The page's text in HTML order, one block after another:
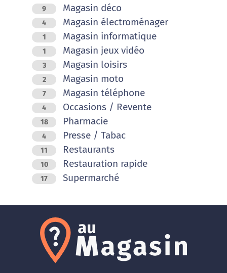
9 Magasin déco
4 Magasin électroménager
1 Magasin informatique
1 Magasin jeux vidéo
3 Magasin loisirs
2 Magasin moto
7 Magasin téléphone
4 Occasions / Revente
18 Pharmacie
4 Presse / Tabac
11 Restaurants
10 Restauration rapide
17 Supermarché